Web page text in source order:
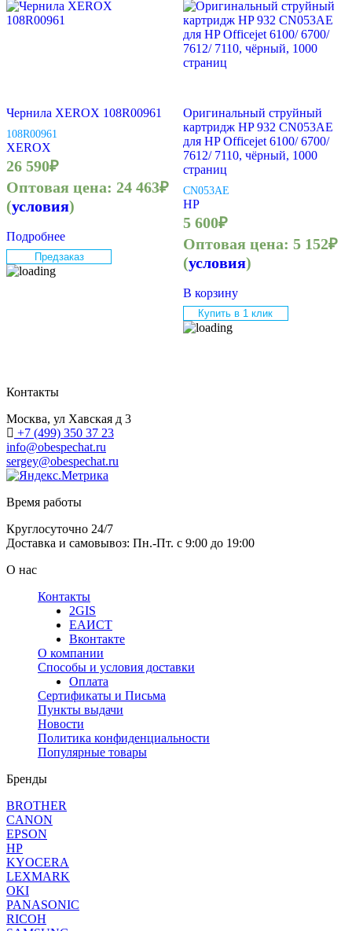
Чернила XEROX 108R00961
108R00961
XEROX
26 590₽
Оптовая цена: 24 463₽
(условия)
Подробнее
Предзаказ
Оригинальный струйный
картридж HP 932 CN053AE
для HP Officejet 6100/ 6700/
7612/ 7110, чёрный, 1000
страниц
CN053AE
HP
5 600₽
Оптовая цена: 5 152₽
(условия)
В корзину
Купить в 1 клик
Контакты
Москва, ул Хавская д 3
+7 (499) 350 37 23
info@obespechat.ru
sergey@obespechat.ru
Время работы
Круглосуточно 24/7
Доставка и самовывоз: Пн.-Пт. с 9:00 до 19:00
О нас
Контакты
2GIS
ЕАИСТ
Вконтакте
О компании
Способы и условия доставки
Оплата
Сертификаты и Письма
Пункты выдачи
Новости
Политика конфиденциальности
Популярные товары
Бренды
BROTHER
CANON
EPSON
HP
KYOCERA
LEXMARK
OKI
PANASONIC
RICOH